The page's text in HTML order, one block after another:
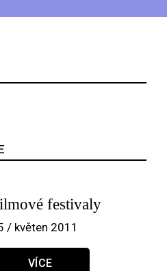
festivaly
/ květen 2011
VÍCE